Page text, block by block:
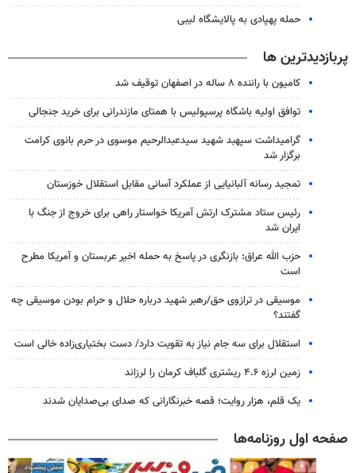
حمله پهپادی به پالایشگاه لیبی
پربازدیدترین ها
کامیون با راننده ۸ ساله در اصفهان توقیف شد
توافق اولیه باشگاه پرسپولیس با همتای مازندرانی برای خرید جنجالی
گرامیداشت سپهبد شهید سیدعبدالرحیم موسوی در حرم بانوی کرامت
برگزار شد
تمجید رسانه آلبانیایی از عملکرد آسانی مقابل استقلال خوزستان
رئیس ستاد مشترک ارتش آمریکا خواستار راهی برای خروج از جنگ با
ایران شد
حزب الله عراق: بازنگری در پاسخ به حمله اخیر عربستان و آمریکا مطرح
است
موسیقی در ترازوی حق/رهبر شهید درباره حلال و حرام بودن موسیقی چه
گفتند؟
استقلال برای سه جام نیاز به تقویت دارد/ دست بختیاری‌زاده خالی است
زمین لرزه ۴.۶ ریشتری گلباف کرمان را لرزاند
یک قلم، هزار روایت؛ قصه خبرنگارانی که صدای بی‌صدایان شدند
صفحه اول روزنامه‌ها